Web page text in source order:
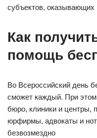
субъектов, оказывающих
Как
помощь
Во Всероссийский день
сможет каждый. При
бюро, клиники и центры,
юрфирмы, адвокаты и
безвозмездно